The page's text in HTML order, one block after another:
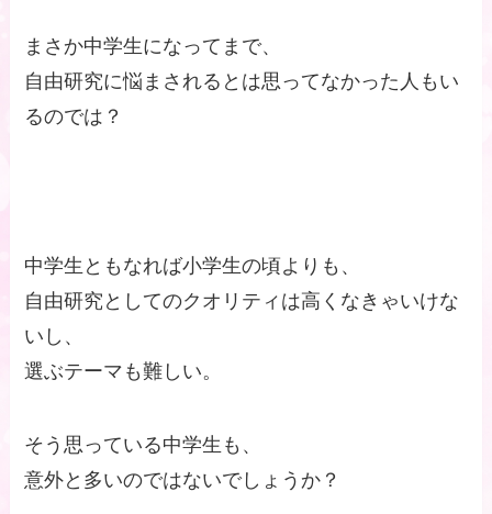
まさか中学生になってまで、
自由研究に悩まされるとは思ってなかった人もい
るのでは？
中学生ともなれば小学生の頃よりも、
自由研究としてのクオリティは高くなきゃいけな
いし、
選ぶテーマも難しい。
そう思っている中学生も、
意外と多いのではないでしょうか？